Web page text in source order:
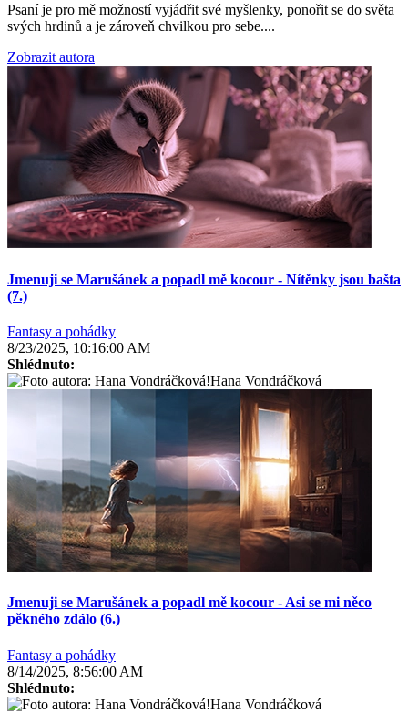
Psaní je pro mě možností vyjádřit své myšlenky, ponořit se do světa
svých hrdinů a je zároveň chvilkou pro sebe....
Zobrazit autora
Jmenuji se Marušánek a popadl mě kocour - Nítěnky jsou bašta
(7.)
Fantasy a pohádky
8/23/2025, 10:16:00 AM
Shlédnuto:
Hana Vondráčková
Jmenuji se Marušánek a popadl mě kocour - Asi se mi něco
pěkného zdálo (6.)
Fantasy a pohádky
8/14/2025, 8:56:00 AM
Shlédnuto:
Hana Vondráčková